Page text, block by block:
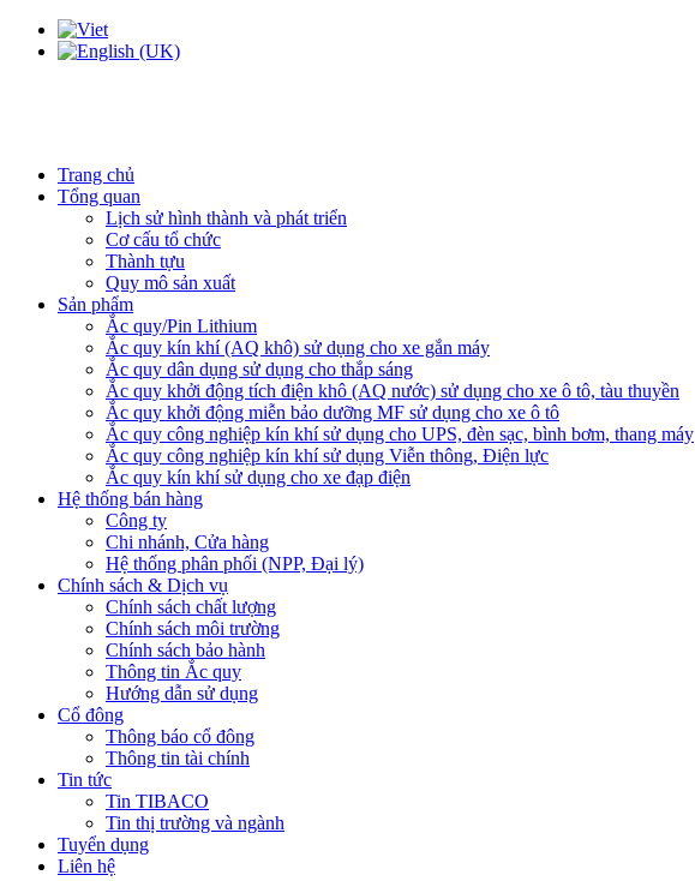
Trang chủ
Tổng quan
Lịch sử hình thành và phát triển
Cơ cấu tổ chức
Thành tựu
Quy mô sản xuất
Sản phẩm
Ắc quy/Pin Lithium
Ắc quy kín khí (AQ khô) sử dụng cho xe gắn máy
Ắc quy dân dụng sử dụng cho thắp sáng
Ắc quy khởi động tích điện khô (AQ nước) sử dụng cho xe ô tô, tàu thuyền
Ắc quy khởi động miễn bảo dưỡng MF sử dụng cho xe ô tô
Ắc quy công nghiệp kín khí sử dụng cho UPS, đèn sạc, bình bơm, thang máy
Ắc quy công nghiệp kín khí sử dụng Viễn thông, Điện lực
Ắc quy kín khí sử dụng cho xe đạp điện
Hệ thống bán hàng
Công ty
Chi nhánh, Cửa hàng
Hệ thống phân phối (NPP, Đại lý)
Chính sách & Dịch vụ
Chính sách chất lượng
Chính sách môi trường
Chính sách bảo hành
Thông tin Ắc quy
Hướng dẫn sử dụng
Cổ đông
Thông báo cổ đông
Thông tin tài chính
Tin tức
Tin TIBACO
Tin thị trường và ngành
Tuyển dụng
Liên hệ